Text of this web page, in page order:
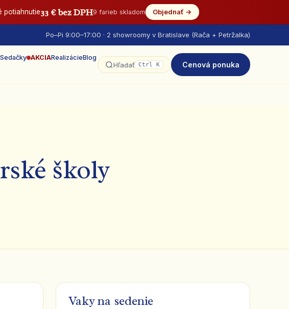
potiahnutie33 € bez DPH9 farieb skladom Objednať →
Po–Pi 9:00–17:00 · 2 showroomy v Bratislave (Rača + Petržalka)
Sedačky AKCIARealizácieBlog
Hľadať Ctrl K Cenová ponuka
školy
Vaky na sedenie